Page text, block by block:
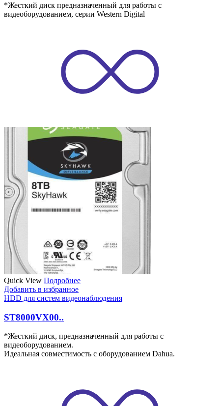
*Жесткий диск предназначенный для работы с
видеоборудованием, серии Western Digital
Quick View Подробнее
Добавить в избранное
HDD для систем видеонаблюдения
ST8000VX00..
*Жесткий диск, предназначенный для работы с
видеоборудованием.
Идеальная совместимость с оборудованием Dahua.